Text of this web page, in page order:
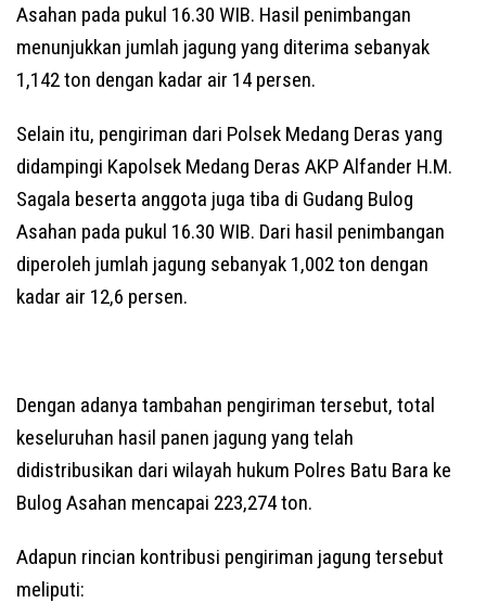
Asahan pada pukul 16.30 WIB. Hasil penimbangan
menunjukkan jumlah jagung yang diterima sebanyak
1,142 ton dengan kadar air 14 persen.
Selain itu, pengiriman dari Polsek Medang Deras yang
didampingi Kapolsek Medang Deras AKP Alfander H.M.
Sagala beserta anggota juga tiba di Gudang Bulog
Asahan pada pukul 16.30 WIB. Dari hasil penimbangan
diperoleh jumlah jagung sebanyak 1,002 ton dengan
kadar air 12,6 persen.
Dengan adanya tambahan pengiriman tersebut, total
keseluruhan hasil panen jagung yang telah
didistribusikan dari wilayah hukum Polres Batu Bara ke
Bulog Asahan mencapai 223,274 ton.
Adapun rincian kontribusi pengiriman jagung tersebut
meliputi: